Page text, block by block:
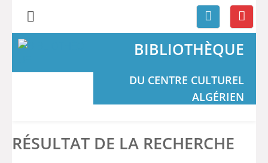
BIBLIOTHÈQUE
DU CENTRE CULTUREL
ALGÉRIEN
RÉSULTAT DE LA RECHERCHE